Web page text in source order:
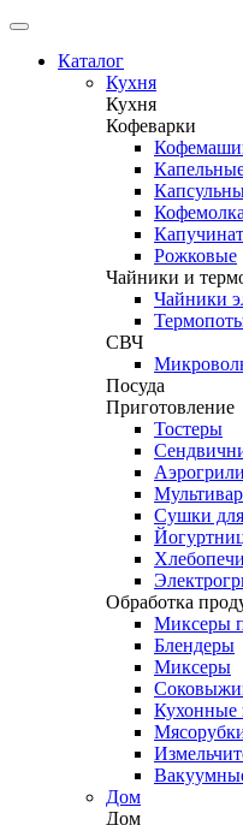
Каталог
Кухня
Кухня
Кофеварки
Кофемолка
Рожковые
Чайники и
Чайники
СВЧ
Посуда
Приготовление
Тостеры
Аэрогрили
Сушки
Хлебопечи
Обработка
Миксеры
Блендеры
Миксеры
Кухонные
Дом
Дом